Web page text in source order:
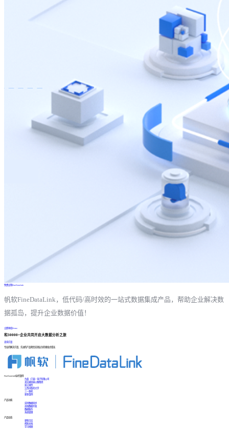
免费试用FineDataLink
帆软FineDataLink，低代码/高时效的一站式数据集成产品，帮助企业解决数
据孤岛，提升企业数据价值！
立即体验Demo
和30000+企业共同开启大数据分析之旅
咨询方案
专业的解决方案、先进的产品帮您实现业务的爆发式增长
FineDataLink标杆案例
台晶（宁波）电子有限公司
某交通高速公路集团
浙江国贸
江西中医药大学
三一重机
更多案例
产品功能
实时数据同步
高效数据开发
数据服务
系统管理
产品动态
更新日志
帮助文档
学习视频